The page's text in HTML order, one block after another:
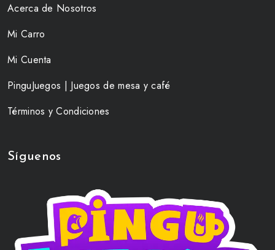
Acerca de Nosotros
Mi Carro
Mi Cuenta
PinguJuegos | Juegos de mesa y café
Términos y Condiciones
Síguenos